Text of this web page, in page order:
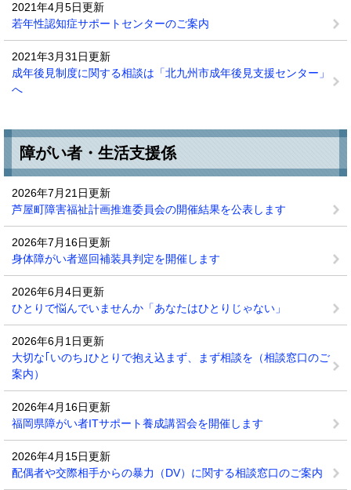
2021年4月5日更新
若年性認知症サポートセンターのご案内
2021年3月31日更新
成年後見制度に関する相談は「北九州市成年後見支援センター」
へ
障がい者・生活支援係
2026年7月21日更新
芦屋町障害福祉計画推進委員会の開催結果を公表します
2026年7月16日更新
身体障がい者巡回補装具判定を開催します
2026年6月4日更新
ひとりで悩んでいませんか「あなたはひとりじゃない」
2026年6月1日更新
大切な｢いのち｣ひとりで抱え込まず、まず相談を（相談窓口のご
案内）
2026年4月16日更新
福岡県障がい者ITサポート養成講習会を開催します
2026年4月15日更新
配偶者や交際相手からの暴力（DV）に関する相談窓口のご案内